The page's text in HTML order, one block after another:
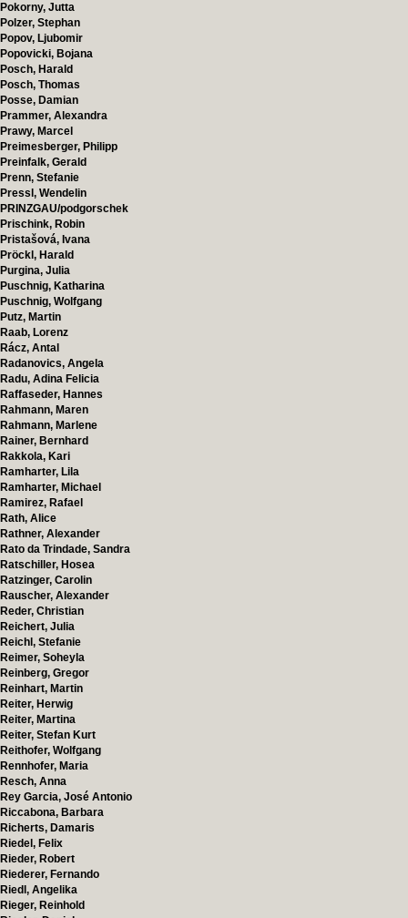
Pokorny, Jutta
Polzer, Stephan
Popov, Ljubomir
Popovicki, Bojana
Posch, Harald
Posch, Thomas
Posse, Damian
Prammer, Alexandra
Prawy, Marcel
Preimesberger, Philipp
Preinfalk, Gerald
Prenn, Stefanie
Pressl, Wendelin
PRINZGAU/podgorschek
Prischink, Robin
Pristašová, Ivana
Pröckl, Harald
Purgina, Julia
Puschnig, Katharina
Puschnig, Wolfgang
Putz, Martin
Raab, Lorenz
Rácz, Antal
Radanovics, Angela
Radu, Adina Felicia
Raffaseder, Hannes
Rahmann, Maren
Rahmann, Marlene
Rainer, Bernhard
Rakkola, Kari
Ramharter, Lila
Ramharter, Michael
Ramirez, Rafael
Rath, Alice
Rathner, Alexander
Rato da Trindade, Sandra
Ratschiller, Hosea
Ratzinger, Carolin
Rauscher, Alexander
Reder, Christian
Reichert, Julia
Reichl, Stefanie
Reimer, Soheyla
Reinberg, Gregor
Reinhart, Martin
Reiter, Herwig
Reiter, Martina
Reiter, Stefan Kurt
Reithofer, Wolfgang
Rennhofer, Maria
Resch, Anna
Rey Garcia, José Antonio
Riccabona, Barbara
Richerts, Damaris
Riedel, Felix
Rieder, Robert
Riederer, Fernando
Riedl, Angelika
Rieger, Reinhold